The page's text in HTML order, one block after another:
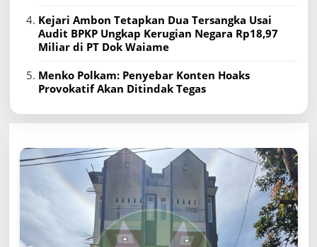
Kejari Ambon Tetapkan Dua Tersangka Usai
Audit BPKP Ungkap Kerugian Negara Rp18,97
Miliar di PT Dok Waiame
Menko Polkam: Penyebar Konten Hoaks
Provokatif Akan Ditindak Tegas